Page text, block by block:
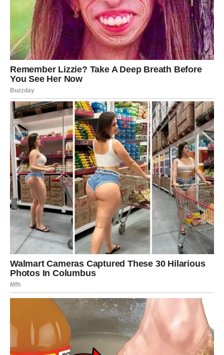
VRIJEME JE DA UŽIVATE BEZ
RAZMIŠLJANJA O PROBLEMIMA
U posljednje vrijeme mnogo ste razmišljali o obavezama i
planovima.
Ovaj vikend traži nešto drugo.
Traži da se opustite.
Da se nasmijete.
Da uživate u trenutku.
Da ne analizirate svaki detalj.
Jer upravo tada dolazi najviše radosti.
SLUŠAJTE SVOJ UNUTRAŠNJI
GLAS
Vaša intuicija biće posebno naglašena.
Ako osjetite da trebate otići na neko mjesto ili prihvatiti